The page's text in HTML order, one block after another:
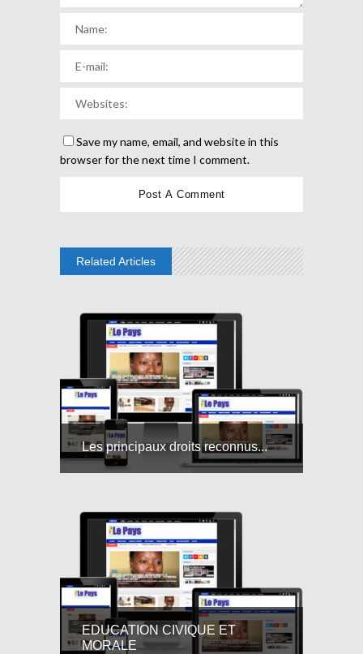
Save my name, email, and website in this
browser for the next time I comment.
Related Articles
Les principaux droits reconnus...
EDUCATION CIVIQUE ET
MORALE